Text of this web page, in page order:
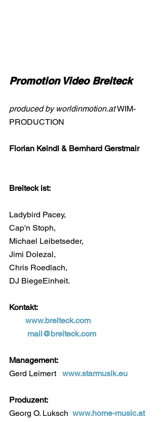
Promotion Video Breiteck
produced by worldinmotion.at WIM-
PRODUCTION
Florian Keindl & Bernhard Gerstmair
Breiteck ist:
Ladybird Pacey,
Cap'n Stoph,
Michael Leibetseder,
Jimi Dolezal,
Chris Roedlach,
DJ BiegeEinheit.
Kontakt:
www.breiteck.com
mail@breiteck.com
Management:
Gerd Leimert www.starmusik.eu
Produzent:
Georg O. Luksch www.home-music.at